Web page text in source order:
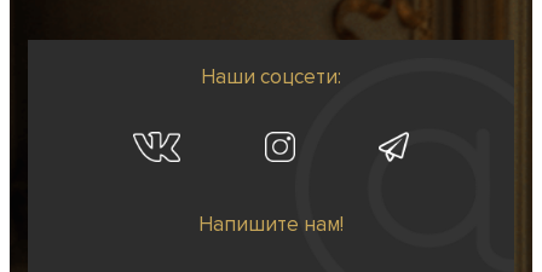
Наши соцсети:
Напишите нам!